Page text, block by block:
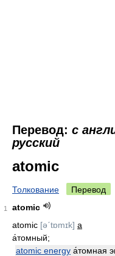
Перевод: с
русский
atomic
Толкование Перевод
1
atomic
atomic [əˊtɒmɪk] a
а́томный;
atomic energy а́томная